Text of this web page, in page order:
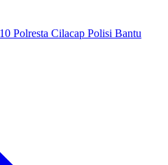
Polresta Cilacap Polisi Bantu